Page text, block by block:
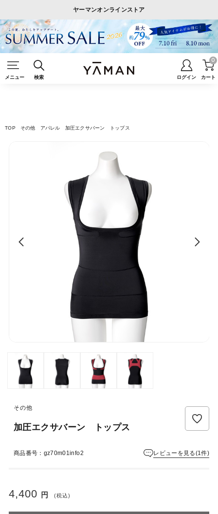
ヤーマンオンラインストア
メニュー 検索 ログイン カート
0
TOP その他 アパレル 加圧エクサバーン トップス
その他
加圧エクサバーン トップス
商品番号：gz70m01info2 レビューを見る(1件)
4,400 円 (税込)